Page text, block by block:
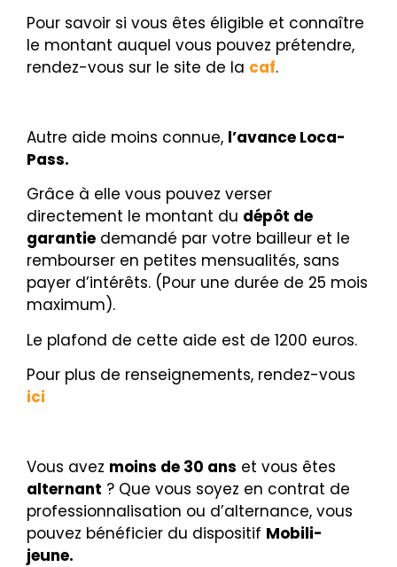
Pour savoir si vous êtes éligible et connaître
le montant auquel vous pouvez prétendre,
rendez-vous sur le site de la caf.
Autre aide moins connue, l’avance Loca-
Pass.
Grâce à elle vous pouvez verser
directement le montant du dépôt de
garantie demandé par votre bailleur et le
rembourser en petites mensualités, sans
payer d’intérêts. (Pour une durée de 25 mois
maximum).
Le plafond de cette aide est de 1200 euros.
Pour plus de renseignements, rendez-vous
ici
Vous avez moins de 30 ans et vous êtes
alternant ? Que vous soyez en contrat de
professionnalisation ou d’alternance, vous
pouvez bénéficier du dispositif Mobili-
jeune.